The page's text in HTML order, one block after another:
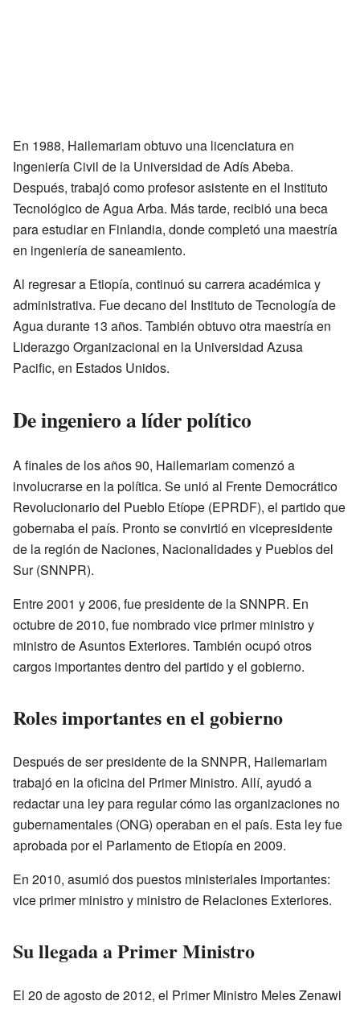
En 1988, Hailemariam obtuvo una licenciatura en
Ingeniería Civil de la Universidad de Adís Abeba.
Después, trabajó como profesor asistente en el Instituto
Tecnológico de Agua Arba. Más tarde, recibió una beca
para estudiar en Finlandia, donde completó una maestría
en ingeniería de saneamiento.
Al regresar a Etiopía, continuó su carrera académica y
administrativa. Fue decano del Instituto de Tecnología de
Agua durante 13 años. También obtuvo otra maestría en
Liderazgo Organizacional en la Universidad Azusa
Pacific, en Estados Unidos.
De ingeniero a líder político
A finales de los años 90, Hailemariam comenzó a
involucrarse en la política. Se unió al Frente Democrático
Revolucionario del Pueblo Etíope (EPRDF), el partido que
gobernaba el país. Pronto se convirtió en vicepresidente
de la región de Naciones, Nacionalidades y Pueblos del
Sur (SNNPR).
Entre 2001 y 2006, fue presidente de la SNNPR. En
octubre de 2010, fue nombrado vice primer ministro y
ministro de Asuntos Exteriores. También ocupó otros
cargos importantes dentro del partido y el gobierno.
Roles importantes en el gobierno
Después de ser presidente de la SNNPR, Hailemariam
trabajó en la oficina del Primer Ministro. Allí, ayudó a
redactar una ley para regular cómo las organizaciones no
gubernamentales (ONG) operaban en el país. Esta ley fue
aprobada por el Parlamento de Etiopía en 2009.
En 2010, asumió dos puestos ministeriales importantes:
vice primer ministro y ministro de Relaciones Exteriores.
Su llegada a Primer Ministro
El 20 de agosto de 2012, el Primer Ministro Meles Zenawi